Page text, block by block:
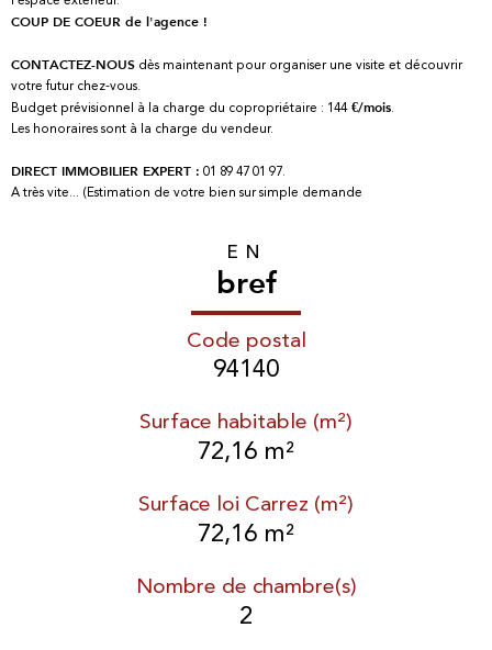
COUP DE COEUR de l'agence !
CONTACTEZ-NOUS dès maintenant pour organiser une visite et découvrir
votre futur chez-vous.
Budget prévisionnel à la charge du copropriétaire : 144€/mois.
Les honoraires sont à la charge du vendeur.
DIRECT IMMOBILIER EXPERT : 01 89 47 01 97.
A très vite... (Estimation de votre bien sur simple demande
EN
bref
Code postal
94140
Surface habitable (m²)
72,16 m²
Surface loi Carrez (m²)
72,16 m²
Nombre de chambre(s)
2